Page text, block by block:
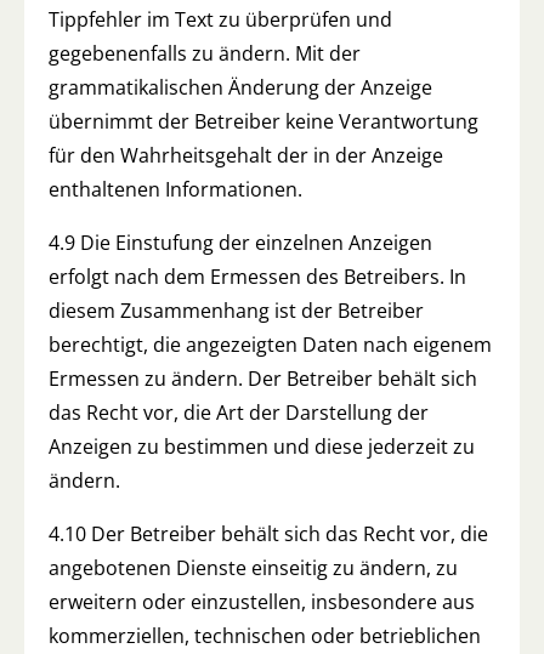
Tippfehler im Text zu überprüfen und
gegebenenfalls zu ändern. Mit der
grammatikalischen Änderung der Anzeige
übernimmt der Betreiber keine Verantwortung
für den Wahrheitsgehalt der in der Anzeige
enthaltenen Informationen.
4.9 Die Einstufung der einzelnen Anzeigen
erfolgt nach dem Ermessen des Betreibers. In
diesem Zusammenhang ist der Betreiber
berechtigt, die angezeigten Daten nach eigenem
Ermessen zu ändern. Der Betreiber behält sich
das Recht vor, die Art der Darstellung der
Anzeigen zu bestimmen und diese jederzeit zu
ändern.
4.10 Der Betreiber behält sich das Recht vor, die
angebotenen Dienste einseitig zu ändern, zu
erweitern oder einzustellen, insbesondere aus
kommerziellen, technischen oder betrieblichen